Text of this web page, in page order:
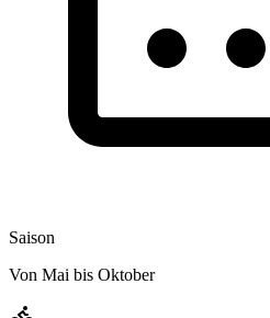
Saison
Von Mai bis Oktober